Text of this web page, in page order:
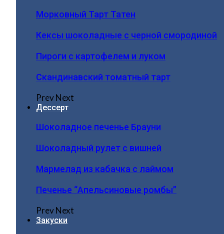
Морковный Тарт Татен
Кексы шоколадные с черной смородиной
Пироги c картофелем и луком
Скандинавский томатный тарт
PrevNext
Дессерт
Шоколадное печенье Брауни
Шоколадный рулет с вишней
Мармелад из кабачка с лаймом
Печенье “Апельсиновые ромбы”
PrevNext
Закуски